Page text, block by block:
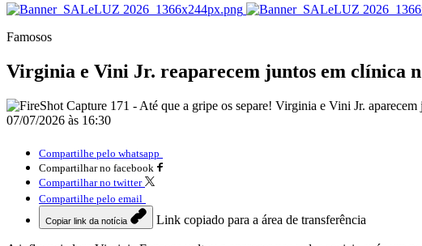
Famosos
Virginia e Vini Jr. reaparecem juntos em clínica
07/07/2026 às 16:30
Compartilhe pelo whatsapp
Compartilhar no facebook
Compartilhar no twitter
Compartilhe pelo email
Copiar link da notícia Link copiado para a área de transferência